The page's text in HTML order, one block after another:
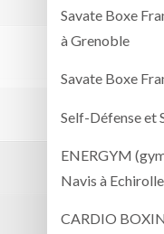
Savate Boxe
à Grenoble
Savate Boxe
Self-Défense et
ENERGYM
Navis à
CARDIO